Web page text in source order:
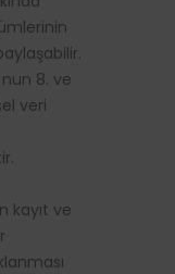
nun 8. ve
veri
kayıt ve